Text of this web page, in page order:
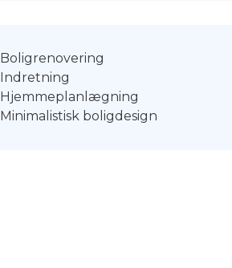
Boligrenovering
Indretning
Hjemmeplanlægning
Minimalistisk boligdesign